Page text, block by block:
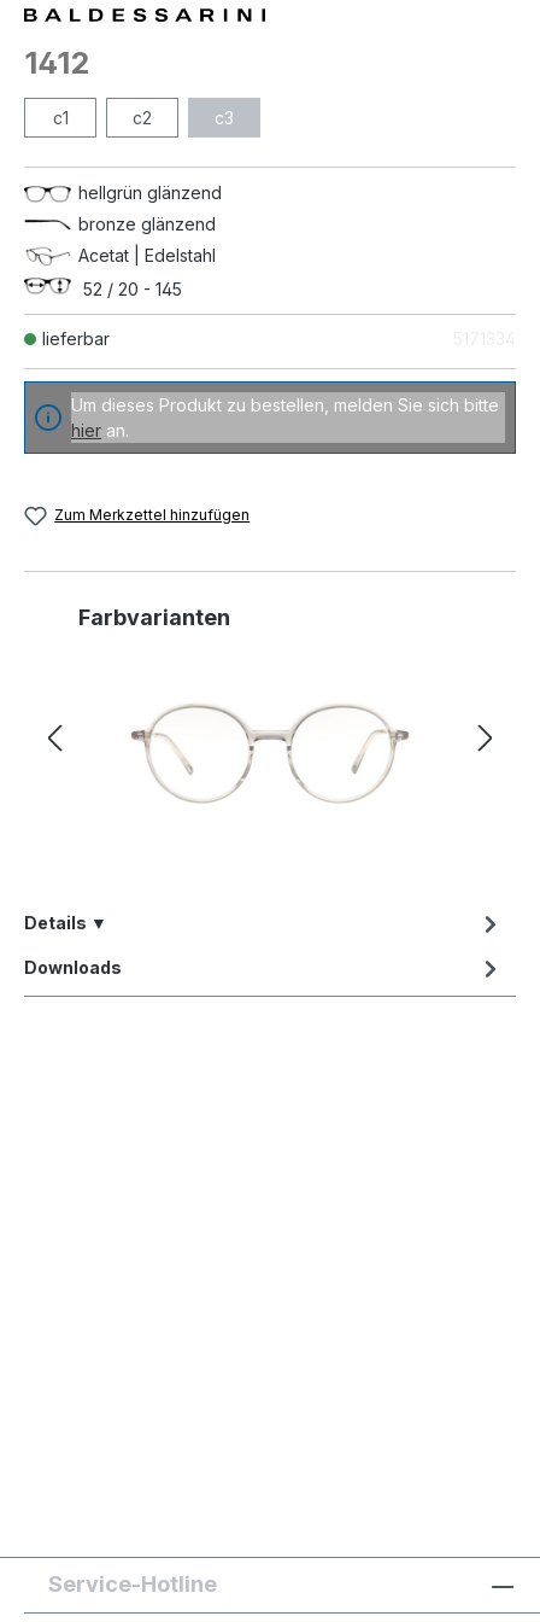
lieferbar
1412
c1 c2 c3
hellgrün glänzend
bronze glänzend
Acetat | Edelstahl
52 / 20 - 145
Um dieses Produkt zu bestellen, melden Sie sich bitte
hier an.
Zum Merkzettel hinzufügen
Produktgalerie überspringen
Farbvarianten
Details ▼
Downloads
Service-Hotline